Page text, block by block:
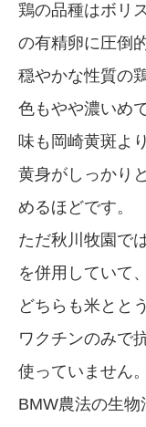
鶏の品種はボリ
の有精卵に圧倒
穏やかな性質の
色もやや濃いめで
味も岡崎黄斑よ
黄身がしっかり
めるほどです。
ただ秋川牧園で
を併用していて
どちらも米とと
ワクチンのみで
使っていません。
BMW農法の生物